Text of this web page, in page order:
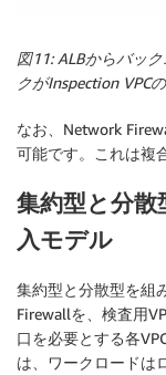
図11: ALBからバッ
クがInspection VPC
なお、Network
可能です。これは複
集約型と分
入モデル
集約型と分散型を組
Firewallを、検査用
口を必要とする各
は、ワークロードは